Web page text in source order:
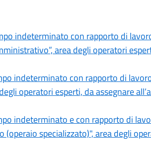
indeterminato con rapporto di
area degli operatori
indeterminato con rapporto di
operatori esperti, da assegnare
indeterminato e con rapporto di
specializzato)", area degli